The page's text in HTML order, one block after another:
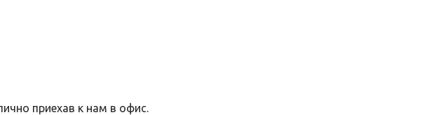
приехав к нам в офис.